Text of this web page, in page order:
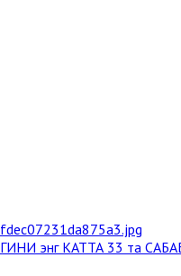
энг КАТТА 33 та